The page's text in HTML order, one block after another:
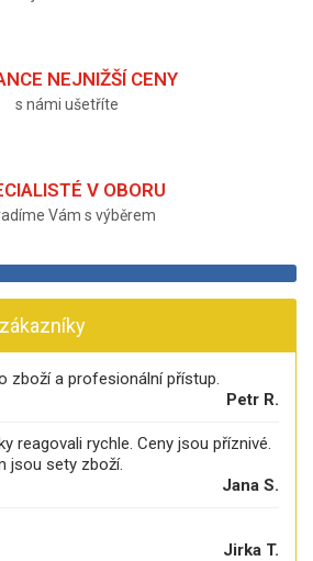
NEJNIŽŠÍ CENY
s námi ušetříte
V OBORU
Vám s výběrem
zboží a profesionální přístup.
Petr R.
reagovali rychle. Ceny jsou příznivé.
jsou sety zboží.
Jana S.
Jirka T.